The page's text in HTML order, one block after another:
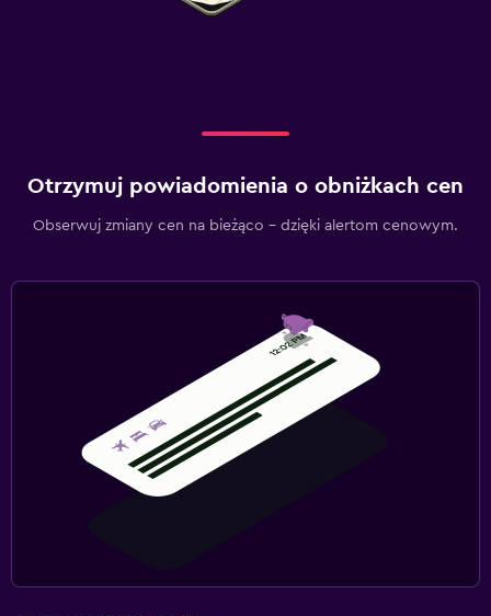
Otrzymuj powiadomienia o obniżkach cen
Obserwuj zmiany cen na bieżąco – dzięki alertom cenowym.